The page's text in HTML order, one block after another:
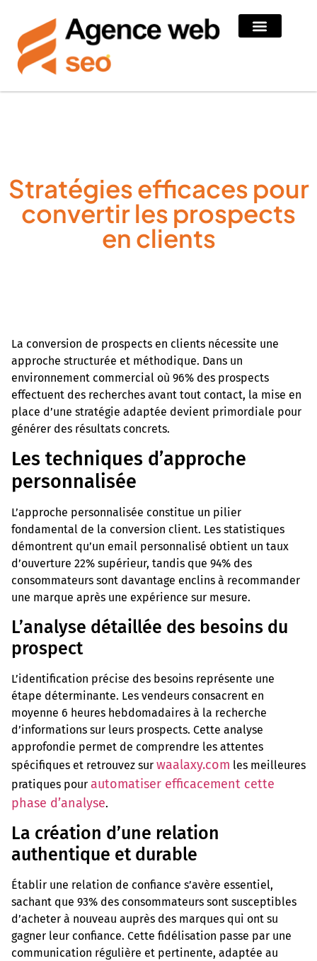
Stratégies efficaces pour
convertir les prospects
en clients
La conversion de prospects en clients nécessite une
approche structurée et méthodique. Dans un
environnement commercial où 96% des prospects
effectuent des recherches avant tout contact, la mise en
place d’une stratégie adaptée devient primordiale pour
générer des résultats concrets.
Les techniques d’approche
personnalisée
L’approche personnalisée constitue un pilier
fondamental de la conversion client. Les statistiques
démontrent qu’un email personnalisé obtient un taux
d’ouverture 22% supérieur, tandis que 94% des
consommateurs sont davantage enclins à recommander
une marque après une expérience sur mesure.
L’analyse détaillée des besoins du
prospect
L’identification précise des besoins représente une
étape déterminante. Les vendeurs consacrent en
moyenne 6 heures hebdomadaires à la recherche
d’informations sur leurs prospects. Cette analyse
approfondie permet de comprendre les attentes
spécifiques et retrouvez sur waalaxy.com les meilleures
pratiques pour automatiser efficacement cette
phase d’analyse.
La création d’une relation
authentique et durable
Établir une relation de confiance s’avère essentiel,
sachant que 93% des consommateurs sont susceptibles
d’acheter à nouveau auprès des marques qui ont su
gagner leur confiance. Cette fidélisation passe par une
communication régulière et pertinente, adaptée au